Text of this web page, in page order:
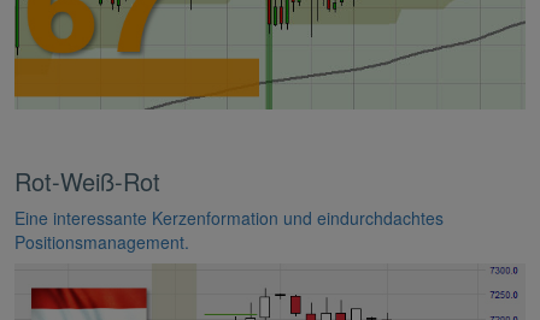
Rot-Weiß-Rot
Eine interessante Kerzenformation und eindurchdachtes
Positionsmanagement.